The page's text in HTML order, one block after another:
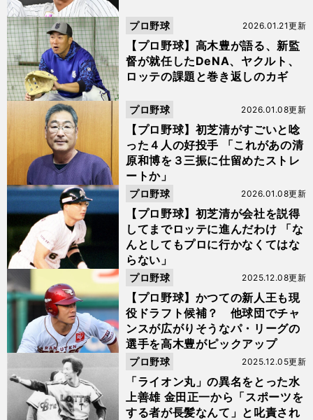
【プロ野球】高木豊が語る、新監
督が就任したDeNA、ヤクルト、
ロッテの課題と巻き返しのカギ
2026.01.21更新
プロ野球
【プロ野球】初芝清がすごいと唸
った４人の好投手 「これがあの清
原和博を３三振に仕留めたストレ
ートか」
2026.01.08更新
プロ野球
【プロ野球】初芝清が会社を説得
してまでロッテに進んだわけ 「な
んとしてもプロに行かなくてはな
らない」
2026.01.08更新
プロ野球
【プロ野球】かつての新人王も現
役ドラフト候補？ 他球団でチャ
ンスが広がりそうなパ・リーグの
選手を高木豊がピックアップ
2025.12.08更新
プロ野球
「ライオン丸」の異名をとった水
上善雄 金田正一から「スポーツを
する者が長髪なんて」と叱責され
2025.12.05更新
プロ野球